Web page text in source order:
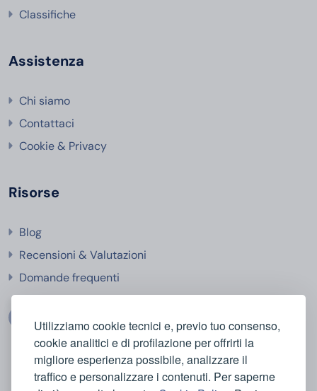
Utilizziamo cookie tecnici e, previo tuo consenso,
cookie analitici e di profilazione per offrirti la
migliore esperienza possibile, analizzare il
traffico e personalizzare i contenuti. Per saperne
Classifiche
Assistenza
Chi siamo
Contattaci
Cookie & Privacy
Risorse
Blog
Recensioni & Valutazioni
Domande frequenti